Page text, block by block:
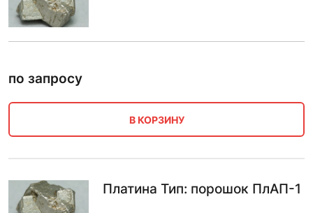
по запросу
В КОРЗИНУ
Платина Тип: порошок ПлАП-1